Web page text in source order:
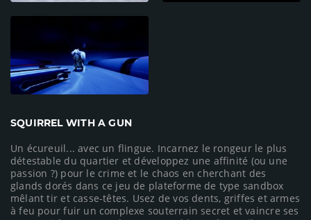
SQUIRREL WITH A GUN
Un écureuil... avec un flingue. Incarnez le rongeur le plus
détestable du quartier et développez une affinité (ou une
passion ?) pour le crime et le chaos en cherchant des
glands dorés dans ce jeu de plateforme de type sandbox
mêlant tir et casse-têtes. Usez de vos dents, griffes et armes
à feu pour fuir un complexe souterrain secret et vaincre ses